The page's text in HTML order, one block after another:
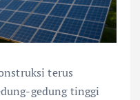
terus
gedung tinggi